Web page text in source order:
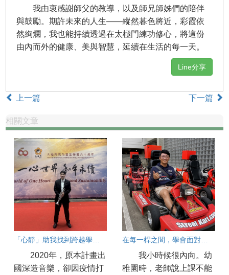
我由衷感謝師父的教導，以及師兄師姊們的陪伴
與鼓勵。期許未來的人生——縱然暮色將近，彩霞依
然絢爛，我也能持續透過在太極門練功修心，將這份
由內而外的健康、美與智慧，延續在生活的每一天。
Line分享
上一篇 下一篇
相關文章
2020年，原本計畫出
國深造音樂，卻因疫情打
我小時候很內向。幼
稚園時，老師說上課不能